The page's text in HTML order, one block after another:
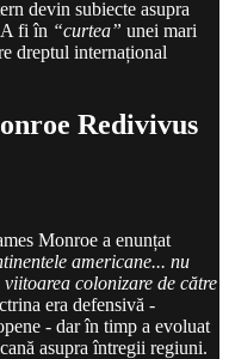
devin subiecte asupra
A fi în “curtea” unei mari
dreptul internațional
Redivivus
Monroe a enunțat
americane... nu
colonizare de către
era defensivă -
- dar în timp a evoluat
asupra întregii regiuni.